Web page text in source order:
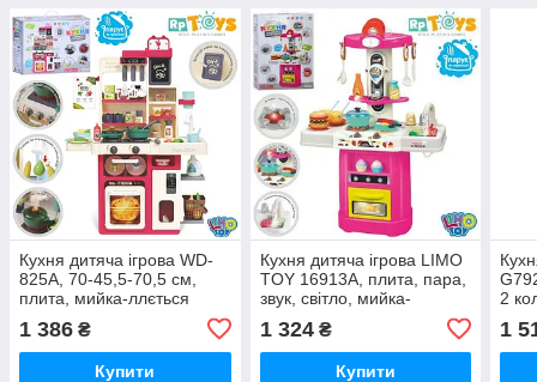
Кухня дитяча ігрова WD-
825A, 70-45,5-70,5 см,
плита, мийка-ллється
посуд, продукти
1 386 ₴
Купити
Кухня дитяча ігрова LIMO
TOY 16913A, плита, пара,
звук, світло, мийка-
1 324₴
Купити
2
1